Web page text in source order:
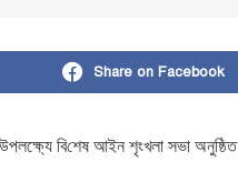
Share on Facebook
উপলক্ষ্যে বি‌শেষ আইন শৃংখলা সভা অনুষ্ঠিত